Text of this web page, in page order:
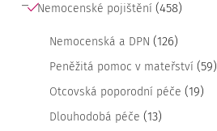
Nemocenské pojištění (458)
Nemocenská a DPN (126)
Peněžitá pomoc v mateřství (59)
Otcovská poporodní péče (19)
Dlouhodobá péče (13)